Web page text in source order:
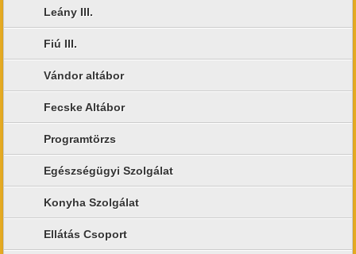
Leány III.
Fiú III.
Vándor altábor
Fecske Altábor
Programtörzs
Egészségügyi Szolgálat
Konyha Szolgálat
Ellátás Csoport